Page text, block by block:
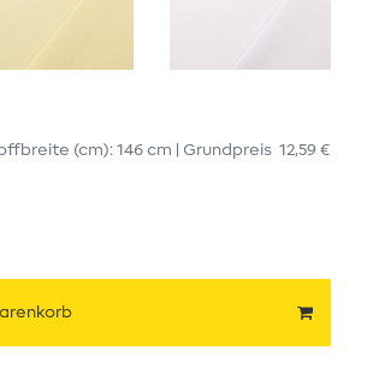
(cm): 146 cm | Grundpreis 12,59 €